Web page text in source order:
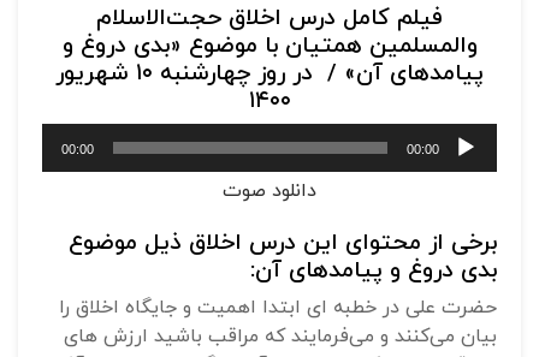
فیلم کامل درس اخلاق حجت‌الاسلام
والمسلمین همتیان با موضوع «بدی دروغ و
پیامدهای آن» / در روز چهارشنبه ۱۰ شهریور
۱۴۰۰
پخش‌کننده
صوت
00:00
00:00
دانلود صوت
برخی از محتوای این درس اخلاق ذیل موضوع
بدی دروغ و پیامدهای آن:
حضرت علی در خطبه ای ابتدا اهمیت و جایگاه اخلاق را
بیان می‌کنند و می‌فرمایند که مراقب باشید ارزش های